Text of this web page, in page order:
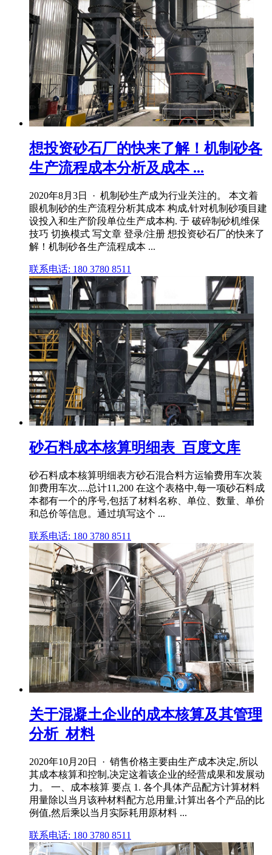
想投资砂石厂的快来了解！机制砂各
生产流程成本分析及成本 ...
2020年8月3日 · 机制砂生产成为行业关注的。 本文着
眼机制砂的生产流程分析其成本 构成,针对机制砂项目建
设投入和生产阶段单位生产成本构. 于 破碎制砂机维保
技巧 切换模式 写文章 登录/注册 想投资砂石厂的快来了
解！机制砂各生产流程成本 ...
联系电话: 180 3780 8511
砂石料成本核算明细表_百度文库
砂石料成本核算明细表方砂石混合料方运输费用车次装
卸费用车次....总计11,200 在这个表格中,每一项砂石料成
本都有一个的序号,包括了材料名称、单位、数量、单价
和总价等信息。通过填写这个 ...
联系电话: 180 3780 8511
关于混凝土企业的成本核算及其管理
分析_材料
2020年10月20日 · 销售价格主要由生产成本决定,所以
其成本核算和控制,决定这着该企业的经营成果和发展动
力。 一、成本核算 要点 1. 各个具体产品配方计算材料
用量除以当月该种材料配方总用量,计算出各个产品的比
例值,然后乘以当月实际耗用原材料 ...
联系电话: 180 3780 8511